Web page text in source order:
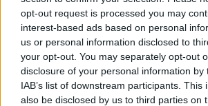
opt-out request is processed you may
interest-based ads based on personal
us or personal information disclosed to
your opt-out. You may separately opt-out
disclosure of your personal information by
IAB’s list of downstream participants. This
also be disclosed by us to third parties on
Někteří
vypouštějí krávy, ovce či koně na pastviny v
vedrech je nechávají uvnitř chladnějších
neroste na loukách tráva a zemědělci musí
zásobami sena na zimu. Vysychají zdroje
její dopravu i na elektřinu na ochlazování